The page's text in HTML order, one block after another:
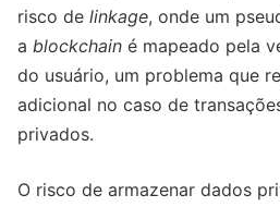
risco de linkage, onde um
a blockchain é mapeado pela
do usuário, um problema que
adicional no caso de
privados.
O risco de armazenar dados